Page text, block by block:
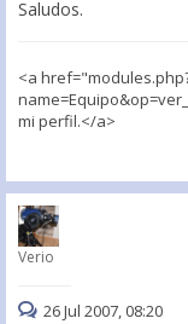
Saludos.
<a
mi perfil.</a>
Verio
26 Jul 2007, 08:20